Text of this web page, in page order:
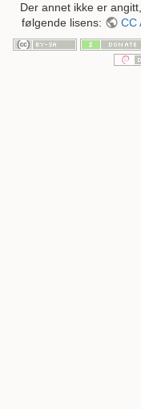
Der annet ikke er
følgende lisens:
CC